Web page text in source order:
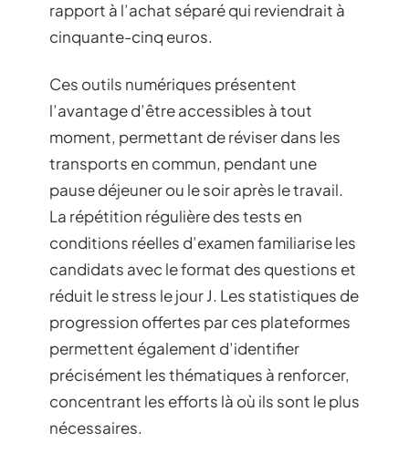
rapport à l’achat séparé qui reviendrait à
cinquante-cinq euros.
Ces outils numériques présentent
l’avantage d’être accessibles à tout
moment, permettant de réviser dans les
transports en commun, pendant une
pause déjeuner ou le soir après le travail.
La répétition régulière des tests en
conditions réelles d’examen familiarise les
candidats avec le format des questions et
réduit le stress le jour J. Les statistiques de
progression offertes par ces plateformes
permettent également d’identifier
précisément les thématiques à renforcer,
concentrant les efforts là où ils sont le plus
nécessaires.